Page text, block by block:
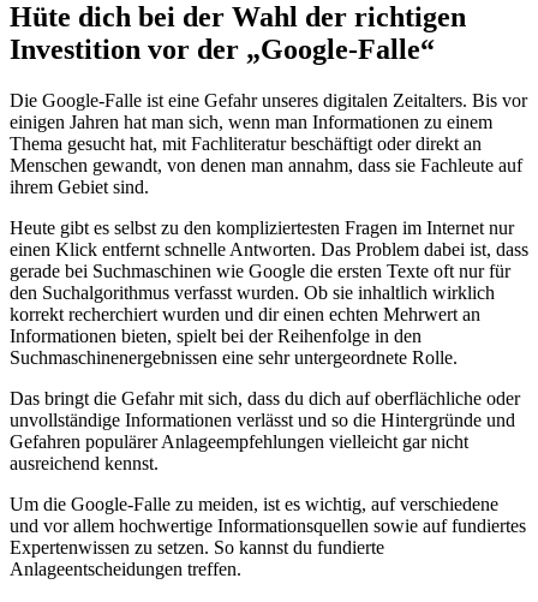
Hüte dich bei der Wahl der richtigen
Investition vor der „Google-Falle“
Die Google-Falle ist eine Gefahr unseres digitalen Zeitalters. Bis vor
einigen Jahren hat man sich, wenn man Informationen zu einem
Thema gesucht hat, mit Fachliteratur beschäftigt oder direkt an
Menschen gewandt, von denen man annahm, dass sie Fachleute auf
ihrem Gebiet sind.
Heute gibt es selbst zu den kompliziertesten Fragen im Internet nur
einen Klick entfernt schnelle Antworten. Das Problem dabei ist, dass
gerade bei Suchmaschinen wie Google die ersten Texte oft nur für
den Suchalgorithmus verfasst wurden. Ob sie inhaltlich wirklich
korrekt recherchiert wurden und dir einen echten Mehrwert an
Informationen bieten, spielt bei der Reihenfolge in den
Suchmaschinenergebnissen eine sehr untergeordnete Rolle.
Das bringt die Gefahr mit sich, dass du dich auf oberflächliche oder
unvollständige Informationen verlässt und so die Hintergründe und
Gefahren populärer Anlageempfehlungen vielleicht gar nicht
ausreichend kennst.
Um die Google-Falle zu meiden, ist es wichtig, auf verschiedene
und vor allem hochwertige Informationsquellen sowie auf fundiertes
Expertenwissen zu setzen. So kannst du fundierte
Anlageentscheidungen treffen.